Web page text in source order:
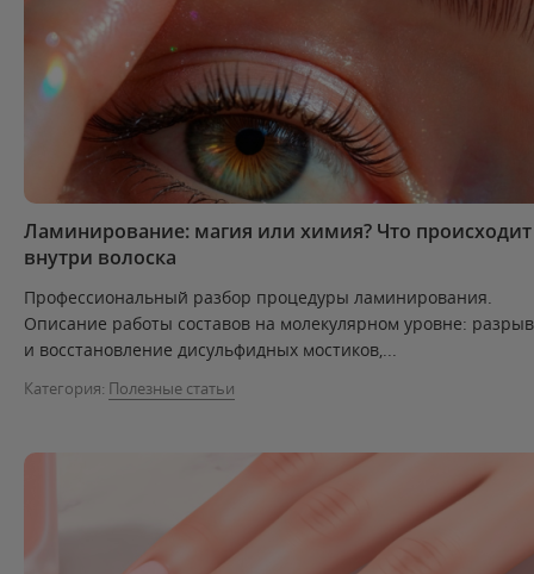
Ламинирование: магия или химия? Что происходит
внутри волоска
Профессиональный разбор процедуры ламинирования.
Описание работы составов на молекулярном уровне: разрыв
и восстановление дисульфидных мостиков,...
Категория: Полезные статьи